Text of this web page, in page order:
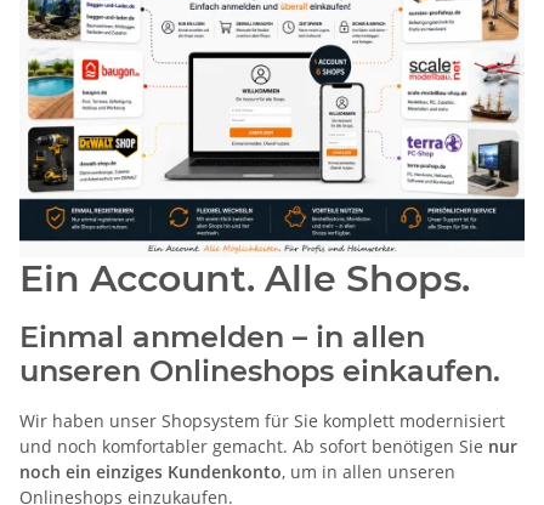
Ein Account. Alle Shops.
Einmal anmelden – in allen
unseren Onlineshops einkaufen.
Wir haben unser Shopsystem für Sie komplett modernisiert
und noch komfortabler gemacht. Ab sofort benötigen Sie nur
noch ein einziges Kundenkonto, um in allen unseren
Onlineshops einzukaufen.